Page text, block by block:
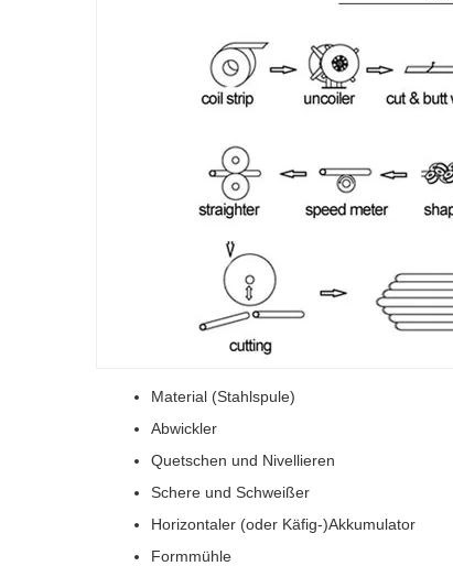
Material (Stahlspule)
Abwickler
Quetschen und Nivellieren
Schere und Schweißer
Horizontaler (oder Käfig-)Akkumulator
Formmühle